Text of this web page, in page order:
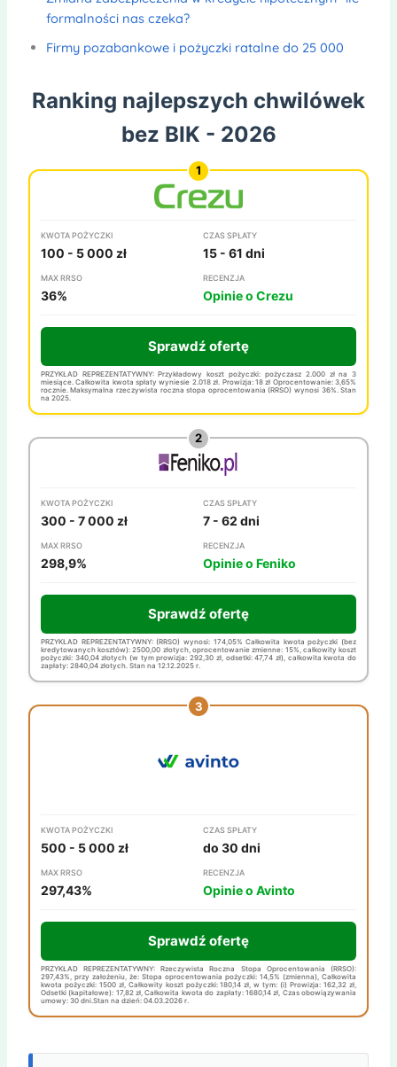
formalności nas czeka?
Firmy pozabankowe i pożyczki ratalne do 25 000
Ranking najlepszych chwilówek
bez BIK - 2026
KWOTA POŻYCZKI
100 - 5 000 zł
CZAS SPŁATY
15 - 61 dni
MAX RRSO
36%
RECENZJA
Opinie o Crezu
Sprawdź ofertę
PRZYKŁAD REPREZENTATYWNY: Przykładowy koszt pożyczki: pożyczasz 2.000 zł na 3
miesiące. Całkowita kwota spłaty wyniesie 2.018 zł. Prowizja: 18 zł Oprocentowanie: 3,65%
rocznie. Maksymalna rzeczywista roczna stopa oprocentowania (RRSO) wynosi 36%. Stan
na 2025.
KWOTA POŻYCZKI
300 - 7 000 zł
CZAS SPŁATY
7 - 62 dni
MAX RRSO
298,9%
RECENZJA
Opinie o Feniko
Sprawdź ofertę
PRZYKŁAD REPREZENTATYWNY: (RRSO) wynosi: 174,05% Całkowita kwota pożyczki (bez
kredytowanych kosztów): 2500,00 złotych, oprocentowanie zmienne: 15%, całkowity koszt
pożyczki: 340,04 złotych (w tym prowizja: 292,30 zł, odsetki: 47,74 zł), całkowita kwota do
zapłaty: 2840,04 złotych. Stan na 12.12.2025 r.
KWOTA POŻYCZKI
500 - 5 000 zł
CZAS SPŁATY
do 30 dni
MAX RRSO
297,43%
RECENZJA
Opinie o Avinto
Sprawdź ofertę
PRZYKŁAD REPREZENTATYWNY: Rzeczywista Roczna Stopa Oprocentowania (RRSO):
297,43%, przy założeniu, że: Stopa oprocentowania pożyczki: 14,5% (zmienna), Całkowita
kwota pożyczki: 1500 zł, Całkowity koszt pożyczki: 180,14 zł, w tym: (i) Prowizja: 162,32 zł,
Odsetki (kapitałowe): 17,82 zł, Całkowita kwota do zapłaty: 1680,14 zł, Czas obowiązywania
umowy: 30 dni.Stan na dzień: 04.03.2026 r.